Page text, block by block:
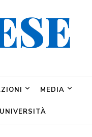
MEDIA
UNIVERSITÀ